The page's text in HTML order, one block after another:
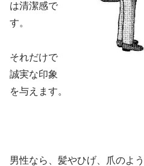
は清潔感で
す。
それだけで
誠実な印象
を与えます。
男性なら、髪やひげ、爪のよ